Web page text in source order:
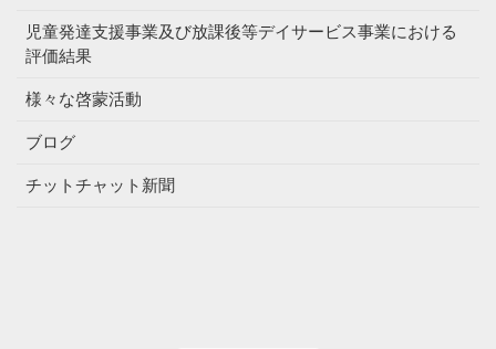
児童発達支援事業及び放課後等デイサービス事業における
評価結果
様々な啓蒙活動
ブログ
チットチャット新聞